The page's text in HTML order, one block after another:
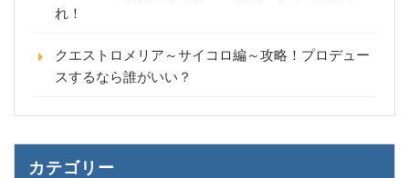
れ！
クエストロメリア～サイコロ編～攻略！プロデュー
スするなら誰がいい？
カテゴリー